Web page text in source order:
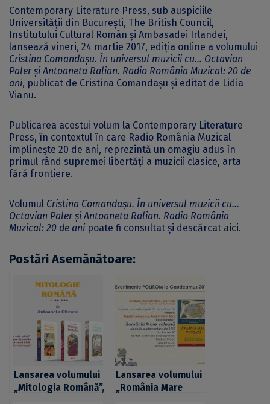
Contemporary Literature Press, sub auspiciile
Universității din București, The British Council,
Institutului Cultural Român și Ambasadei Irlandei,
lansează vineri, 24 martie 2017, ediția online a volumului
Cristina Comandașu. În universul muzicii cu… Octavian
Paler și Antoaneta Ralian. Radio România Muzical: 20 de
ani, publicat de Cristina Comandașu și editat de Lidia
Vianu.
Publicarea acestui volum la Contemporary Literature
Press, în contextul în care Radio România Muzical
împlinește 20 de ani, reprezintă un omagiu adus în
primul rând supremei libertăți a muzicii clasice, arta
fără frontiere.
Volumul Cristina Comandașu. În universul muzicii cu…
Octavian Paler și Antoaneta Ralian. Radio România
Muzical: 20 de ani poate fi consultat și descărcat aici.
Postări Asemănătoare:
Lansarea volumului
„Mitologia Română”,
Lansarea volumului
„România Mare